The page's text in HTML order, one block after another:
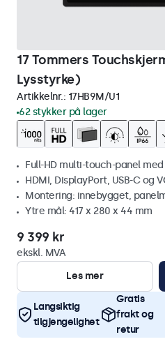
17 Tommers
Lysstyrke)
Artikkelnr.: 17HB9M/U1
62 stykker på lager
Full-HD multi-touch-panel
HDMI, DisplayPort, USB-C og
Montering: innebygget,
Ytre mål: 417 x 280 x 44 mm
9 399 kr
ekskl. MVA
Les mer
Langsiktig
tilgjengelighet
Gratis
frakt og
retur